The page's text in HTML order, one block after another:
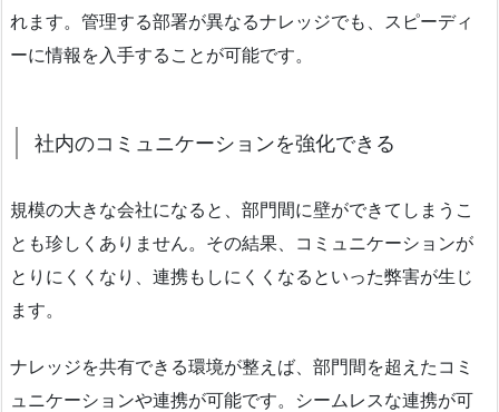
れます。管理する部署が異なるナレッジでも、スピーディ
ーに情報を入手することが可能です。
社内のコミュニケーションを強化できる
規模の大きな会社になると、部門間に壁ができてしまうこ
とも珍しくありません。その結果、コミュニケーションが
とりにくくなり、連携もしにくくなるといった弊害が生じ
ます。
ナレッジを共有できる環境が整えば、部門間を超えたコミ
ュニケーションや連携が可能です。シームレスな連携が可